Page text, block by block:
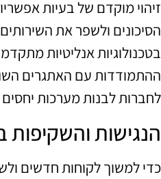
זיהוי מוקדם של בעיות
הסיכונים ולשפר את
בטכנולוגיות אנליטיות
ההתמודדות עם האתגרים
לחברות לבנות מערכות
הנגישות והשקיפות
כדי למשוך לקוחות חדשים